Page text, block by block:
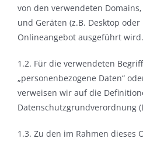
von den verwendeten
und Geräten (z.B. Desktop
Onlineangebot ausgeführt wird.
1.2. Für die verwendeten
„personenbezogene Daten“
verweisen wir auf die
Datenschutzgrundverordnung
1.3. Zu den im Rahmen dieses